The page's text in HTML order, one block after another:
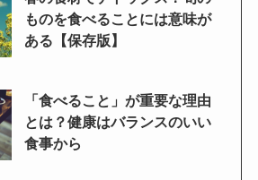
ものを食べることには意味が
ある【保存版】
「食べること」が重要な理由
とは？健康はバランスのいい
食事から